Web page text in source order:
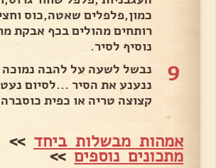
כמון,פלפלים שאטה,כוס
רותחים מהולים בכף אבקת
נוסיף לסיר.
9
נבשל לשעה על להבה נמוכה
ננענע את הסיר ...לסיום
קצוצה טריה או כפית
אמהות מבשלות ביחד >>
מתכונים נוספים>>